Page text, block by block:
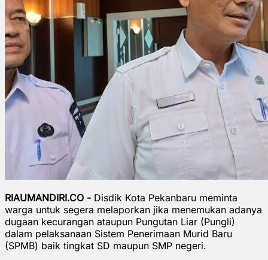
RIAUMANDIRI.CO - Disdik Kota Pekanbaru meminta
warga untuk segera melaporkan jika menemukan adanya
dugaan kecurangan ataupun Pungutan Liar (Pungli)
dalam pelaksanaan Sistem Penerimaan Murid Baru
(SPMB) baik tingkat SD maupun SMP negeri.